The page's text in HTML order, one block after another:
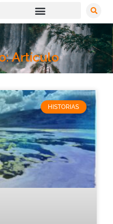
Artículo
HISTORIAS